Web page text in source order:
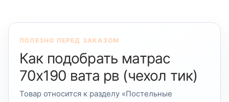
ПОЛЕЗНО ПЕРЕД ЗАКАЗОМ
Как подобрать матрас
70х190 вата рв (чехол тик)
Товар относится к разделу «Постельные